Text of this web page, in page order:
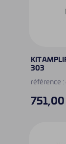
KIT
303
référence